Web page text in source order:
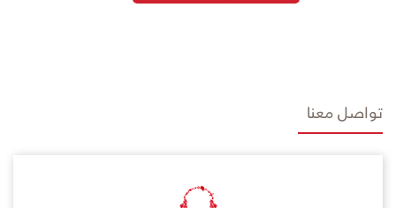
تواصل معنا